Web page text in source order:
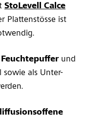
StoLevell Calce
Plattenstösse ist
und
sowie als Unter-